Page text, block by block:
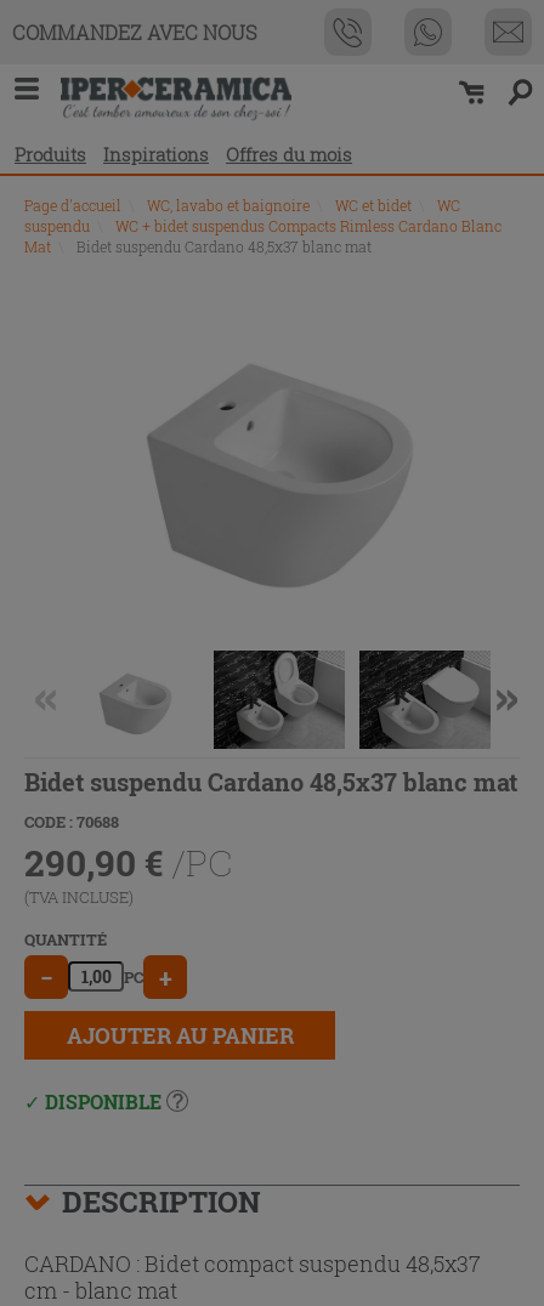
COMMANDEZ AVEC NOUS
Produits Inspirations Offres du mois
Page d'accueil WC, lavabo et baignoire WC et bidet
WC
suspendu
WC + bidet suspendus Compacts Rimless Cardano Blanc
Mat
Bidet suspendu Cardano 48,5x37 blanc mat
Bidet suspendu Cardano 48,5x37 blanc mat
CODE : 70688
290,90 € /PC
(TVA INCLUSE)
QUANTITÉ
− PC +
AJOUTER AU PANIER
DISPONIBLE
DESCRIPTION
CARDANO : Bidet compact suspendu 48,5x37
cm - blanc mat